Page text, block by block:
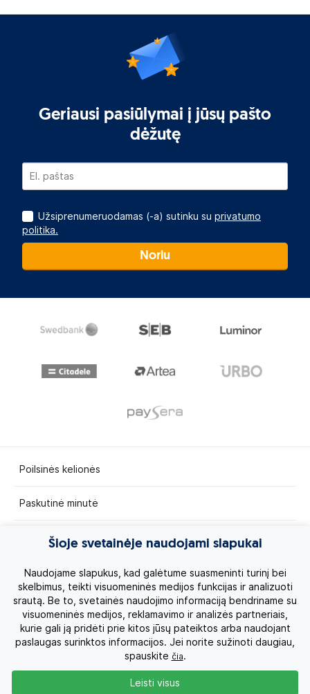
Geriausi pasiūlymai į jūsų pašto
dėžutę
Užsiprenumeruodamas (-a) sutinku su privatumo
politika.
Noriu
Poilsinės kelionės
Paskutinė minutė
Egzotinės kelionės
Kruizai
Kelionės po Lietuvą
Apie mus
Privatumo politika
Šioje svetainėje naudojami slapukai
Naudojame slapukus, kad galėtume suasmeninti turinį bei
skelbimus, teikti visuomeninės medijos funkcijas ir analizuoti
srautą. Be to, svetainės naudojimo informaciją bendriname su
visuomeninės medijos, reklamavimo ir analizės partneriais,
kurie gali ją pridėti prie kitos jūsų pateiktos arba naudojant
paslaugas surinktos informacijos. Jei norite sužinoti daugiau,
spauskite čia.
Leisti visus